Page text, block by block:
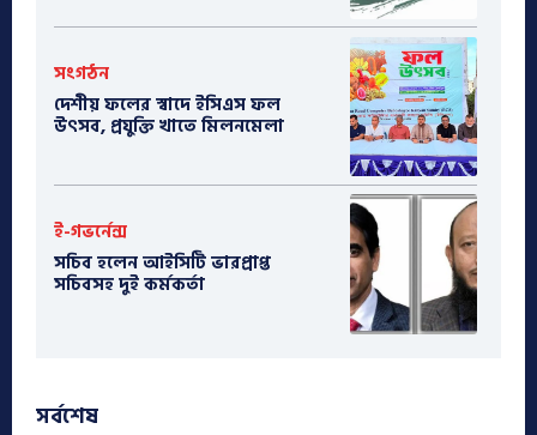
সংগঠন
দেশীয় ফলের স্বাদে ইসিএস ফল
উৎসব, প্রযুক্তি খাতে মিলনমেলা
ই-গভর্নেন্স
সচিব হলেন আইসিটি ভারপ্রাপ্ত
সচিবসহ দুই কর্মকর্তা
সর্বশেষ